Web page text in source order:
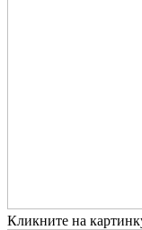
Кликните на